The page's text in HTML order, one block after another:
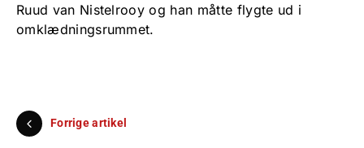
Ruud van Nistelrooy og han måtte flygte ud i
omklædningsrummet.
Forrige artikel